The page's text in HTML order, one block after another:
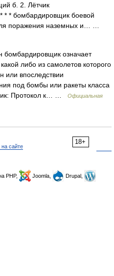
б. 2. Лётчик
* * бомбардировщик боевой
поражения наземных и… …
означает
либо из самолетов которого
или впоследствии
под бомбы или ракеты класса
Протокол к… …
Официальная
18+
сайте
PHP, Joomla,
Drupal,